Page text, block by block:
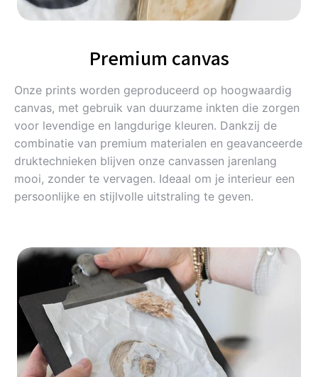
Premium canvas
Onze prints worden geproduceerd op hoogwaardig
canvas, met gebruik van duurzame inkten die zorgen
voor levendige en langdurige kleuren. Dankzij de
combinatie van premium materialen en geavanceerde
druktechnieken blijven onze canvassen jarenlang
mooi, zonder te vervagen. Ideaal om je interieur een
persoonlijke en stijlvolle uitstraling te geven.